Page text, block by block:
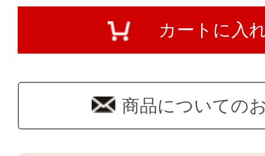
カートに入
商品についての